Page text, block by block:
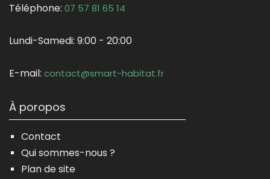
Téléphone: 07 57 81 65 14
Lundi-Samedi: 9:00 - 20:00
E-mail: contact@smart-habitat.fr
À poropos
Contact
Qui sommes-nous ?
Plan de site